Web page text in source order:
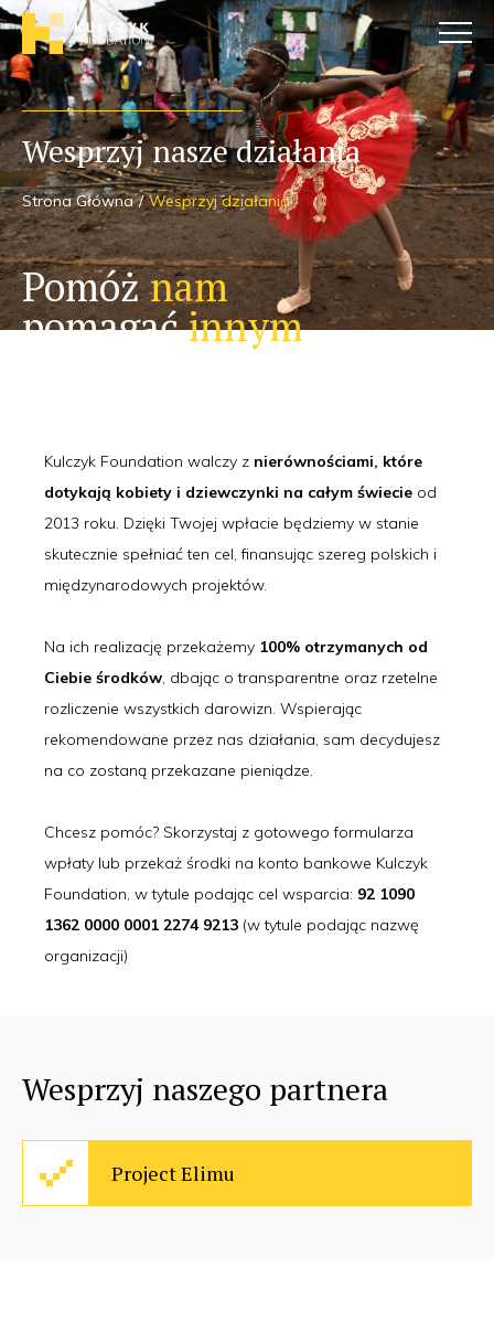
Wesprzyj nasze działania
Strona Główna Wesprzyj działania
Pomóżnam
pomagaćinnym
Kulczyk Foundation walczy z nierównościami, które
dotykają kobiety i dziewczynki na całym świecie od
2013 roku. Dzięki Twojej wpłacie będziemy w stanie
skutecznie spełniać ten cel, finansując szereg polskich i
międzynarodowych projektów.
Na ich realizację przekażemy 100% otrzymanych od
Ciebie środków, dbając o transparentne oraz rzetelne
rozliczenie wszystkich darowizn. Wspierając
rekomendowane przez nas działania, sam decydujesz
na co zostaną przekazane pieniądze.
Chcesz pomóc? Skorzystaj z gotowego formularza
wpłaty lub przekaż środki na konto bankowe Kulczyk
Foundation, w tytule podając cel wsparcia: 92 1090
1362 0000 0001 2274 9213 (w tytule podając nazwę
organizacji)
Wesprzyj naszego partnera
Project Elimu